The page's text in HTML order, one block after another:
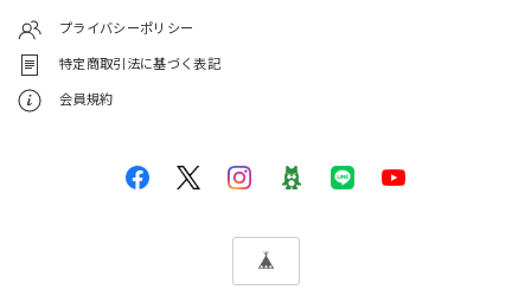
プライバシーポリシー
特定商取引法に基づく表記
会員規約